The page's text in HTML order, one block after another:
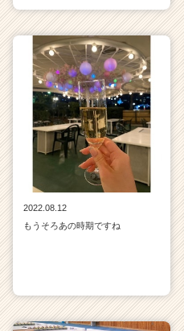
2022.08.12
もうそろあの時期ですね